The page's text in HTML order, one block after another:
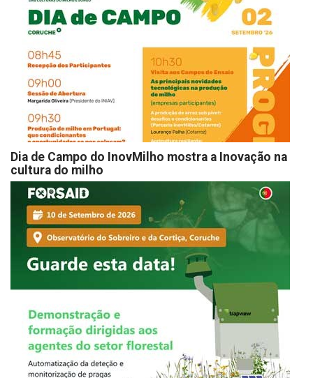
Dia de Campo do InovMilho mostra a Inovação na
cultura do milho